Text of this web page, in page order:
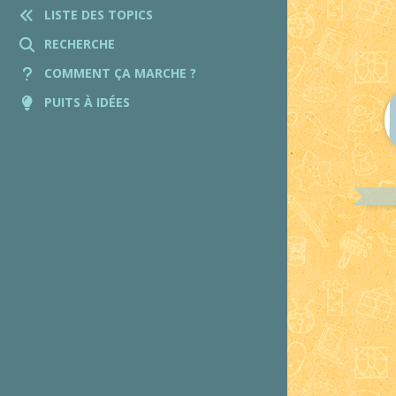
LISTE DES TOPICS
RECHERCHE
COMMENT ÇA MARCHE ?
PUITS À IDÉES